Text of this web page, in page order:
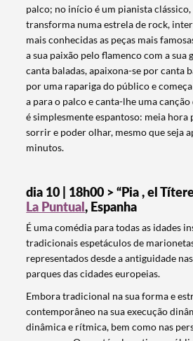
Termo de Pesquisa
palco; no início é um pianista clássico,
transforma numa estrela de rock,
mais conhecidas as peças mais
a sua paixão pelo flamenco com a sua
canta baladas, apaixona-se por canta
por uma rapariga do público e
a para o palco e canta-lhe uma
é simplesmente espantoso: meia hora
sorrir e poder olhar, mesmo que seja
minutos.
dia 10 | 18h00 > “Pia , el
La Puntual, Espanha
É uma comédia para todas as idades
tradicionais espetáculos de
representados desde a antiguidade
parques das cidades europeias.
Embora tradicional na sua forma e
contemporâneo na sua execução
dinâmica e rítmica, bem como nas